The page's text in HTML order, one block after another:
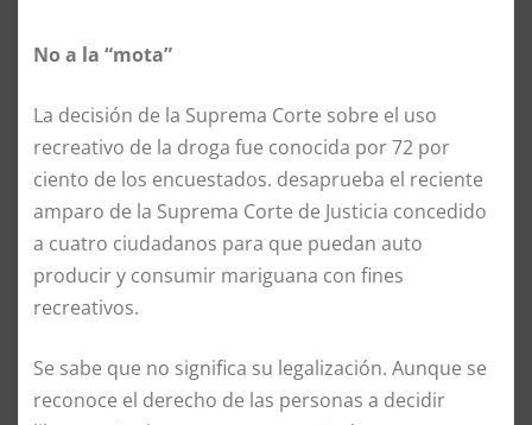
No a la “mota”
La decisión de la Suprema Corte sobre el uso
recreativo de la droga fue conocida por 72 por
ciento de los encuestados. desaprueba el reciente
amparo de la Suprema Corte de Justicia concedido
a cuatro ciudadanos para que puedan auto
producir y consumir mariguana con fines
recreativos.
Se sabe que no significa su legalización. Aunque se
reconoce el derecho de las personas a decidir